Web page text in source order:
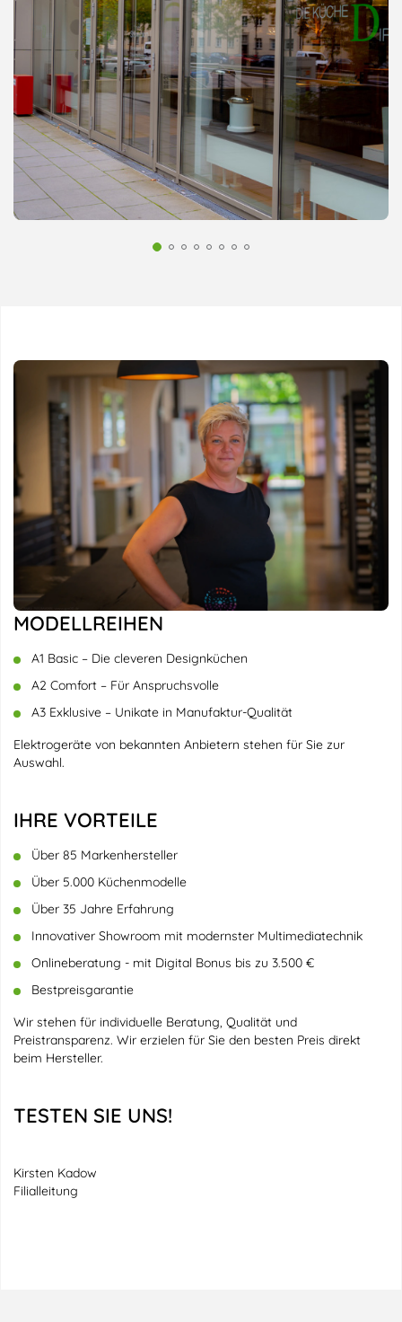
MODELLREIHEN
A1 Basic – Die cleveren Designküchen
A2 Comfort – Für Anspruchsvolle
A3 Exklusive – Unikate in Manufaktur-Qualität
Elektrogeräte von bekannten Anbietern stehen für Sie zur
Auswahl.
IHRE VORTEILE
Über 85 Markenhersteller
Über 5.000 Küchenmodelle
Über 35 Jahre Erfahrung
Innovativer Showroom mit modernster Multimediatechnik
Onlineberatung - mit Digital Bonus bis zu 3.500 €
Bestpreisgarantie
Wir stehen für individuelle Beratung, Qualität und
Preistransparenz. Wir erzielen für Sie den besten Preis direkt
beim Hersteller.
TESTEN SIE UNS!
Kirsten Kadow
Filialleitung